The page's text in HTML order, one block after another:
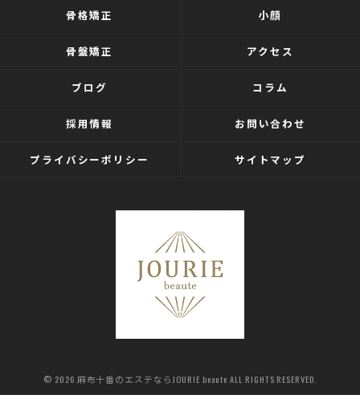
骨格矯正 小顔
骨盤矯正 アクセス
ブログ コラム
採用情報 お問い合わせ
プライバシーポリシー サイトマップ
© 2026 麻布十番のエステならJOURIE beaute ALL RIGHTS RESERVED.